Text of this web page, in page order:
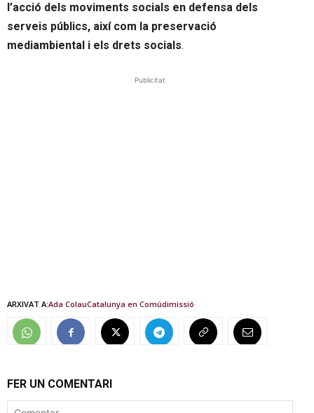
l’acció dels moviments socials en defensa dels
serveis públics, així com la preservació
mediambiental i els drets socials.
Publicitat
ARXIVAT A:Ada ColauCatalunya en Comúdimissió
FER UN COMENTARI